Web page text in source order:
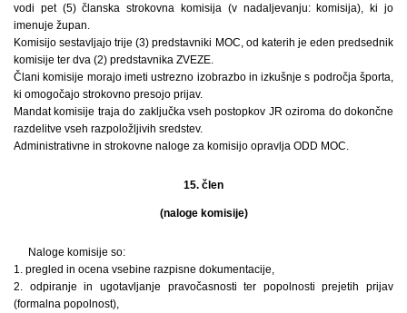
vodi pet (5) članska strokovna komisija (v nadaljevanju: komisija), ki jo
imenuje župan.
Komisijo sestavljajo trije (3) predstavniki MOC, od katerih je eden predsednik
komisije ter dva (2) predstavnika ZVEZE.
Člani komisije morajo imeti ustrezno izobrazbo in izkušnje s področja športa,
ki omogočajo strokovno presojo prijav.
Mandat komisije traja do zaključka vseh postopkov JR oziroma do dokončne
razdelitve vseh razpoložljivih sredstev.
Administrativne in strokovne naloge za komisijo opravlja ODD MOC.
15. člen
(naloge komisije)
Naloge komisije so:
1. pregled in ocena vsebine razpisne dokumentacije,
2. odpiranje in ugotavljanje pravočasnosti ter popolnosti prejetih prijav
(formalna popolnost),